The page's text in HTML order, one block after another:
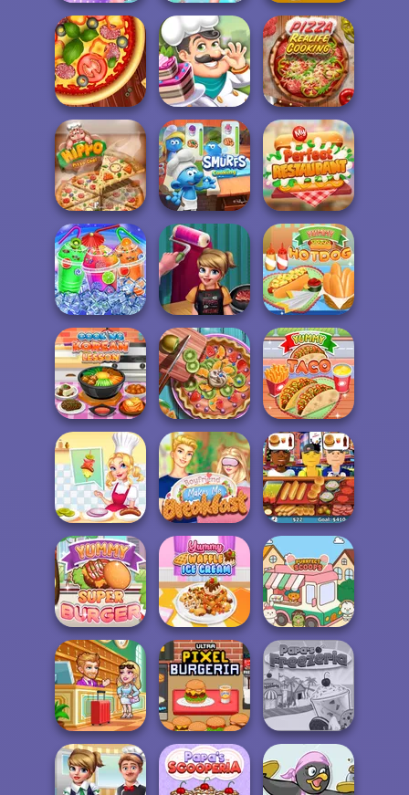
Unicorns
Donuteria
Princesses
Cooking
Challenge:...
Crazy Pizza
Pizza Maker Cake Shop
Pizza Real Life
Cooking
Hippo Pizza Chef
The Smurfs:
Cooking
My Perfect
Restaurant
Rainbow Frozen
Cook And
Decorate
Yummy Hotdog
Cooking Korean
Lesson
Pie Real Life
Cooking
Yummy Taco
Michelin Star
Chef
Boyfriend Makes
Me Breakfast
Hot Dog Bush
Yummy Super
Burger
Yummy Waffle
Ice Cream
Purr-fect Scoops